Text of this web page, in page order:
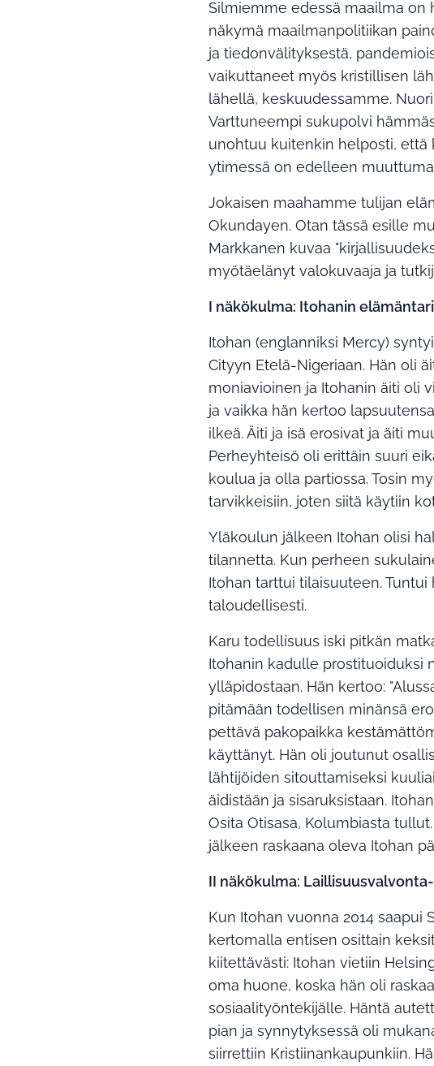
Silmiemme edessä maailma
näkymä maailmanpolitiikan
ja tiedonvälityksestä,
vaikuttaneet myös kristillisen
lähellä, keskuudessamme.
Varttuneempi sukupolvi
unohtuu kuitenkin helposti, että
ytimessä on edelleen
Jokaisen maahamme tulijan
Okundayen. Otan tässä esille
Markkanen kuvaa
myötäelänyt valokuvaaja ja
I näkökulma: Itohanin
Itohan (englanniksi Mercy)
Cityyn Etelä-Nigeriaan. Hän oli
moniavioinen ja Itohanin äiti oli
ja vaikka hän kertoo
ilkeä. Äiti ja isä erosivat ja äiti
Perheyhteisö oli erittäin suuri
koulua ja olla partiossa. Tosin
tarvikkeisiin, joten siitä käytiin
Yläkoulun jälkeen Itohan olisi
tilannetta. Kun perheen
Itohan tarttui tilaisuuteen.
taloudellisesti.
Karu todellisuus iski pitkän
Itohanin kadulle prostituoiduksi
ylläpidostaan. Hän kertoo:
pitämään todellisen minänsä
pettävä pakopaikka
käyttänyt. Hän oli joutunut
lähtijöiden sitouttamiseksi
äidistään ja sisaruksistaan.
Osita Otisasa, Kolumbiasta
jälkeen raskaana oleva Itohan
II näkökulma:
Kun Itohan vuonna 2014
kertomalla entisen osittain
kiitettävästi: Itohan vietiin
oma huone, koska hän oli
sosiaalityöntekijälle. Häntä
pian ja synnytyksessä oli
siirrettiin Kristiinankaupunkiin.